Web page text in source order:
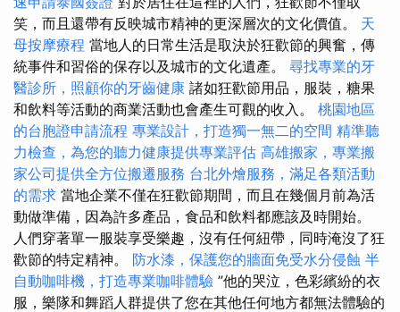
笑，而且還帶有反映城市精神的更深層次的文化價值。 天
母按摩療程 當地人的日常生活是取決於狂歡節的興奮，傳
統事件和習俗的保存以及城市的文化遺產。 尋找專業的牙
醫診所，照顧你的牙齒健康 諸如狂歡節用品，服裝，糖果
和飲料等活動的商業活動也會產生可觀的收入。 桃園地區
的台胞證申請流程 專業設計，打造獨一無二的空間 精準聽
力檢查，為您的聽力健康提供專業評估 高雄搬家，專業搬
家公司提供全方位搬遷服務 台北外燴服務，滿足各類活動
的需求 當地企業不僅在狂歡節期間，而且在幾個月前為活
動做準備，因為許多產品，食品和飲料都應該及時開始。
人們穿著單一服裝享受樂趣，沒有任何紐帶，同時淹沒了狂
歡節的特定精神。 防水漆，保護您的牆面免受水分侵蝕 半
自動咖啡機，打造專業咖啡體驗 ”他的哭泣，色彩繽紛的衣
服，樂隊和舞蹈人群提供了您在其他任何地方都無法體驗的